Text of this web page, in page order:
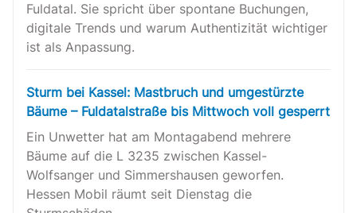
Fuldatal. Sie spricht über spontane Buchungen,
digitale Trends und warum Authentizität wichtiger
ist als Anpassung.
Sturm bei Kassel: Mastbruch und umgestürzte
Bäume – Fuldatalstraße bis Mittwoch voll gesperrt
Ein Unwetter hat am Montagabend mehrere
Bäume auf die L 3235 zwischen Kassel-
Wolfsanger und Simmershausen geworfen.
Hessen Mobil räumt seit Dienstag die